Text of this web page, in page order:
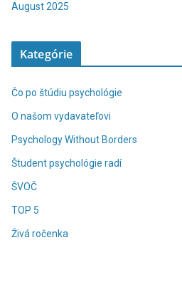
August 2025
Kategórie
Čo po štúdiu psychológie
O našom vydavateľovi
Psychology Without Borders
Študent psychológie radí
ŠVOČ
TOP 5
Živá ročenka